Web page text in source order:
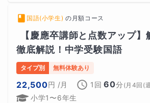
国語(小学生) の 月額コース
【慶應卒講師と点数アップ】
徹底解説！中学受験国語
タイプ別 無料体験あり
22,500円 /月 1回 60分 (月4回(
小学1〜6年生